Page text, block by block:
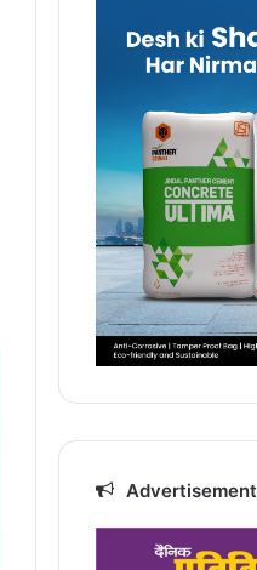
Advertisement